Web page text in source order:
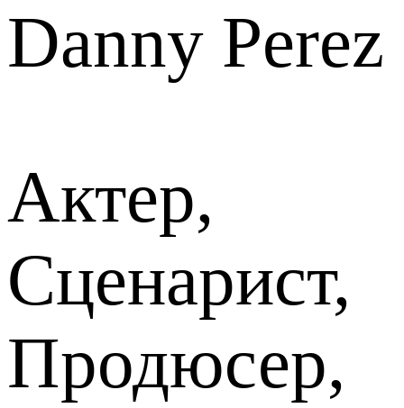
Danny Perez
Актер,
Сценарист,
Продюсер,